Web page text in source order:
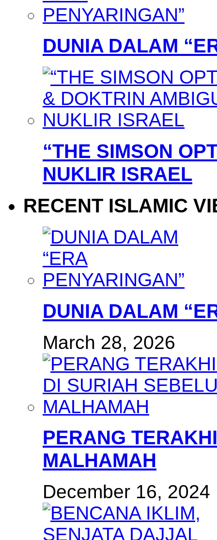
DUNIA DALAM
“THE SIMSON
NUKLIR ISRAEL
RECENT ISLAMIC
DUNIA DALAM
March 28, 2026
PERANG
MALHAMAH
December 16, 2024